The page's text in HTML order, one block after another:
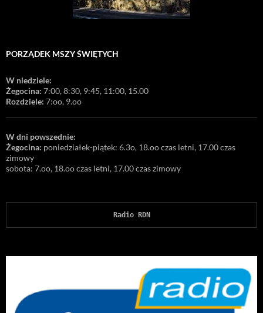
PORZĄDEK MSZY ŚWIĘTYCH
W niedziele:
Żegocina: 7:00, 8:30, 9:45, 11:00, 15.00
Rozdziele: 7:oo, 9.oo
W dni powszednie:
Żegocina: poniedziałek-piątek: 6.3o, 18.oo czas letni, 17.00 czas
zimowy
sobota: 7.oo, 18.oo czas letni, 17.00 czas zimowy
Radio RDN